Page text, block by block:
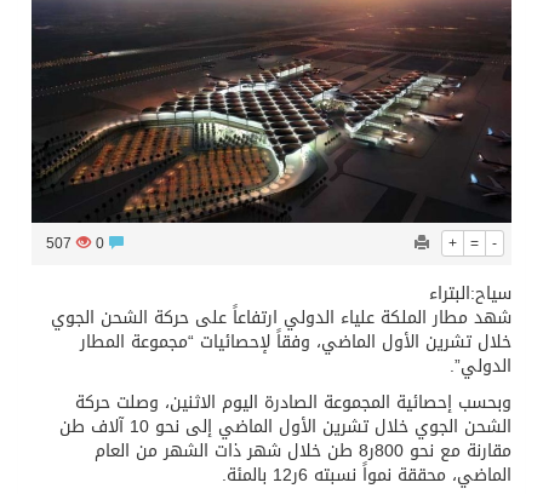
+ = -
507
سياح:البتراء
شهد مطار الملكة علياء الدولي ارتفاعاً على حركة الشحن الجوي
خلال تشرين الأول الماضي، وفقاً لإحصائيات “مجموعة المطار
الدولي”.
وبحسب إحصائية المجموعة الصادرة اليوم الاثنين، وصلت حركة
الشحن الجوي خلال تشرين الأول الماضي إلى نحو 10 آلاف طن
مقارنة مع نحو 800ر8 طن خلال شهر ذات الشهر من العام
الماضي، محققة نمواً نسبته 6ر12 بالمئة.